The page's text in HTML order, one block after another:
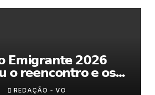
𝗘𝗺𝗶𝗴𝗿𝗮𝗻𝘁𝗲 𝟮𝟬𝟮𝟲
𝗼 𝗿𝗲𝗲𝗻𝗰𝗼𝗻𝘁𝗿𝗼 𝗲 𝗼𝘀
𝘂𝗻𝗲𝗺 𝗠𝘂𝗿𝗰̧𝗮
REDAÇÃO - VO